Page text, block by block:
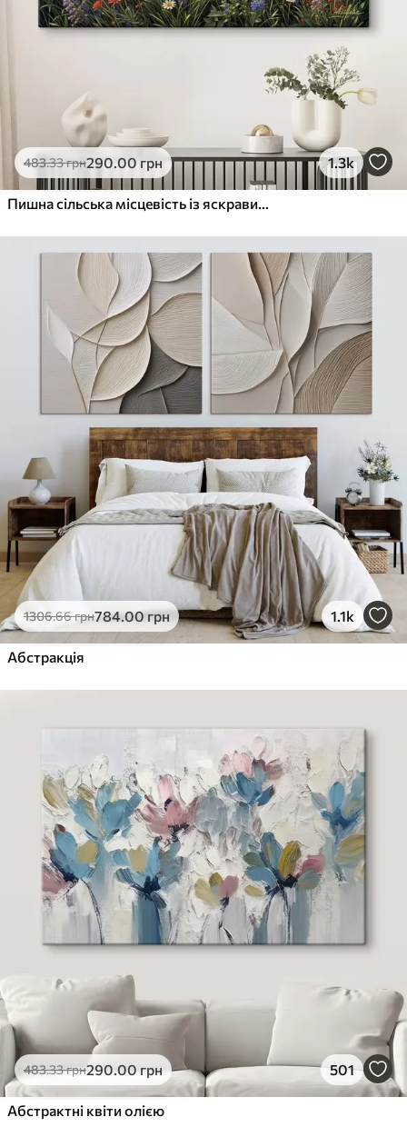
483.33грн290.00 грн 1.3k
Пишна сільська місцевість із яскравим лугом диких квітів, наповненим різнокольоровими квітами під хмарним небом
1306.66грн784.00грн 1.1k
Абстракція
483.33грн290.00грн 501
Абстрактні квіти олією